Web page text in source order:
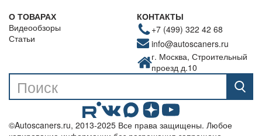
О ТОВАРАХ
Видеообзоры
Статьи
КОНТАКТЫ
+7 (499) 322 42 68
info@autoscaners.ru
г. Москва, Строительный
проезд д.10
©Autoscaners.ru, 2013-2025 Все права защищены. Любое